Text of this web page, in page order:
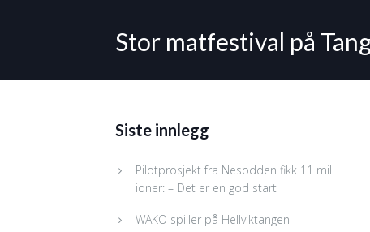
Stor matfestival på
Siste innlegg
Pilotprosjekt fra Nesodden fikk 11 mill
ioner: – Det er en god start
WAKO spiller på Hellviktangen